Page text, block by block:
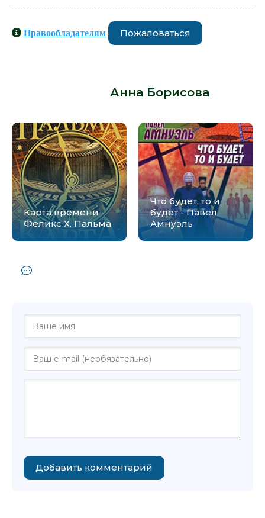
Правообладателям Пожаловаться
Анна Борисова
Карта времени -
Феликс Х. Пальма
Что будет, то и
будет - Павел
Амнуэль
Добавить комментарий